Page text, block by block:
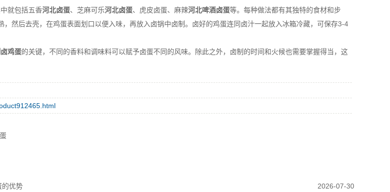
就包括五香河北卤蛋、芝麻可乐河北卤蛋、虎皮卤蛋、麻辣河北啤酒卤蛋等。每种做法都有其独特的食材和步
，然后去壳，在鸡蛋表面划口以便入味，再放入卤锅中卤制。卤好的鸡蛋连同卤汁一起放入冰箱冷藏，可保存3-4
鸡蛋的关键，不同的香料和调味料可以赋予卤蛋不同的风味。除此之外，卤制的时间和火候也需要掌握得当，这
的优势
2026-07-30